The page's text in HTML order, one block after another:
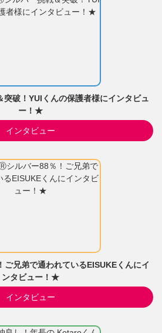
破！YUIくんの保護者様にインタビュ
ー！★
インタビュー
兄弟で通われているEISUKEくんにイ
ンタビュー！★
インタビュー